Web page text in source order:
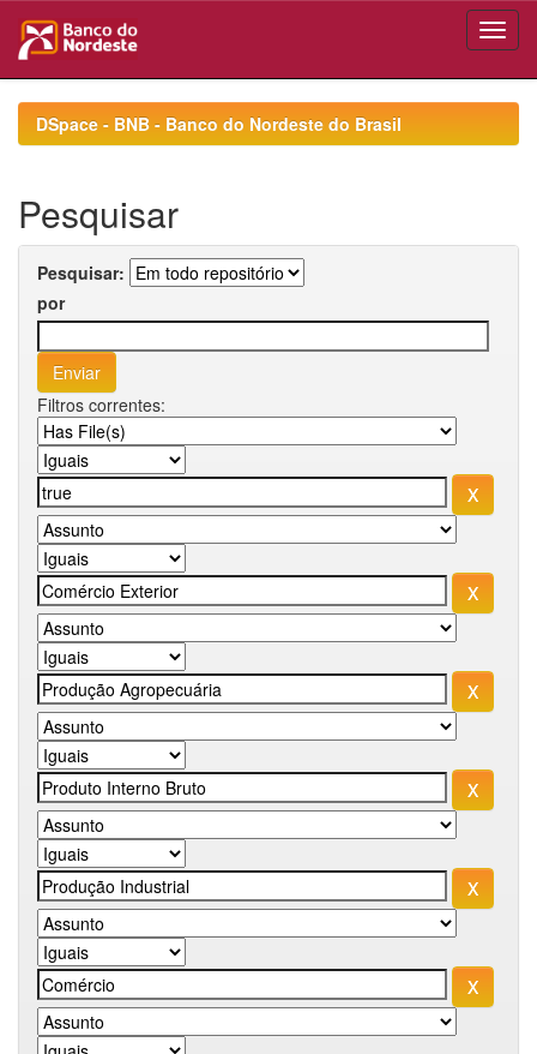
navigationDSpace - BNB - Banco do Nordeste do Brasil
Pesquisar
Pesquisar:
por
Filtros correntes: